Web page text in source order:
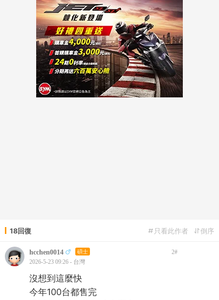
18回復 倒序
只看此作者
hcchen0014 碩士 2#
2026-5-23 09:26 - 台灣
沒想到這麼快
今年100台都售完